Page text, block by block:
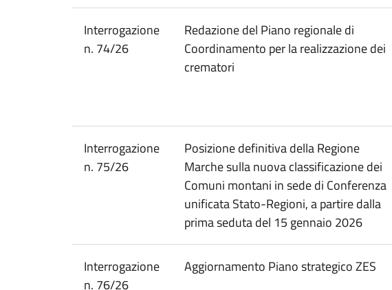
Interrogazione
n. 74/26
Redazione del Piano regionale di
Coordinamento per la realizzazione dei
crematori
Interrogazione
n. 75/26
Posizione definitiva della Regione
Marche sulla nuova classificazione dei
Comuni montani in sede di Conferenza
unificata Stato-Regioni, a partire dalla
prima seduta del 15 gennaio 2026
Interrogazione
n. 76/26
Aggiornamento Piano strategico ZES